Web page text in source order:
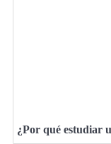
¿Por qué estudiar